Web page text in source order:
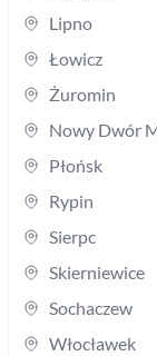
Lipno
Łowicz
Żuromin
Nowy Dwór
Płońsk
Rypin
Sierpc
Skierniewice
Sochaczew
Włocławek